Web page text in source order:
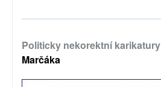
Politicky nekorektní karikatury
Marčáka